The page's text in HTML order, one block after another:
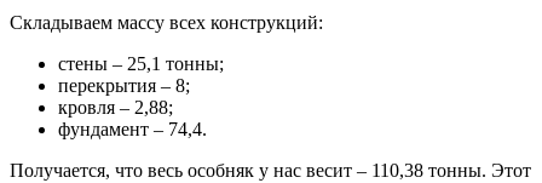
Складываем массу всех конструкций:
стены – 25,1 тонны;
перекрытия – 8;
кровля – 2,88;
фундамент – 74,4.
Получается, что весь особняк у нас весит – 110,38 тонны. Этот